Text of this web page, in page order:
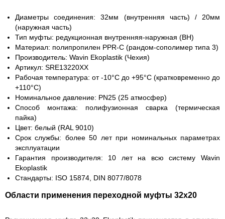
Диаметры соединения: 32мм (внутренняя часть) / 20мм
(наружная часть)
Тип муфты: редукционная внутренняя-наружная (ВН)
Материал: полипропилен PPR-C (рандом-сополимер типа 3)
Производитель: Wavin Ekoplastik (Чехия)
Артикул: SRE13220XX
Рабочая температура: от -10°C до +95°C (кратковременно до
+110°C)
Номинальное давление: PN25 (25 атмосфер)
Способ монтажа: полифузионная сварка (термическая
пайка)
Цвет: белый (RAL 9010)
Срок службы: более 50 лет при номинальных параметрах
эксплуатации
Гарантия производителя: 10 лет на всю систему Wavin
Ekoplastik
Стандарты: ISO 15874, DIN 8077/8078
Области применения переходной муфты 32х20